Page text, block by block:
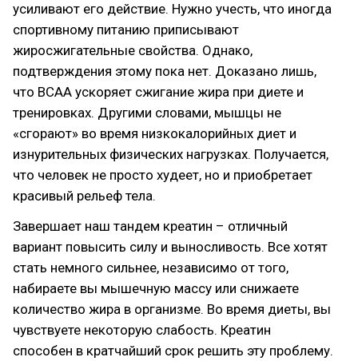
усиливают его действие. Нужно учесть, что иногда
спортивному питанию приписывают
жиросжигательные свойства. Однако,
подтверждения этому пока нет. Доказано лишь,
что BCAA ускоряет сжигание жира при диете и
тренировках. Другими словами, мышцы не
«сгорают» во время низкокалорийных диет и
изнурительных физических нагрузках. Получается,
что человек не просто худеет, но и приобретает
красивый рельеф тела.
Завершает наш тандем креатин – отличный
вариант повысить силу и выносливость. Все хотят
стать немного сильнее, независимо от того,
набираете вы мышечную массу или снижаете
количество жира в организме. Во время диеты, вы
чувствуете некоторую слабость. Креатин
способен в кратчайший срок решить эту проблему.